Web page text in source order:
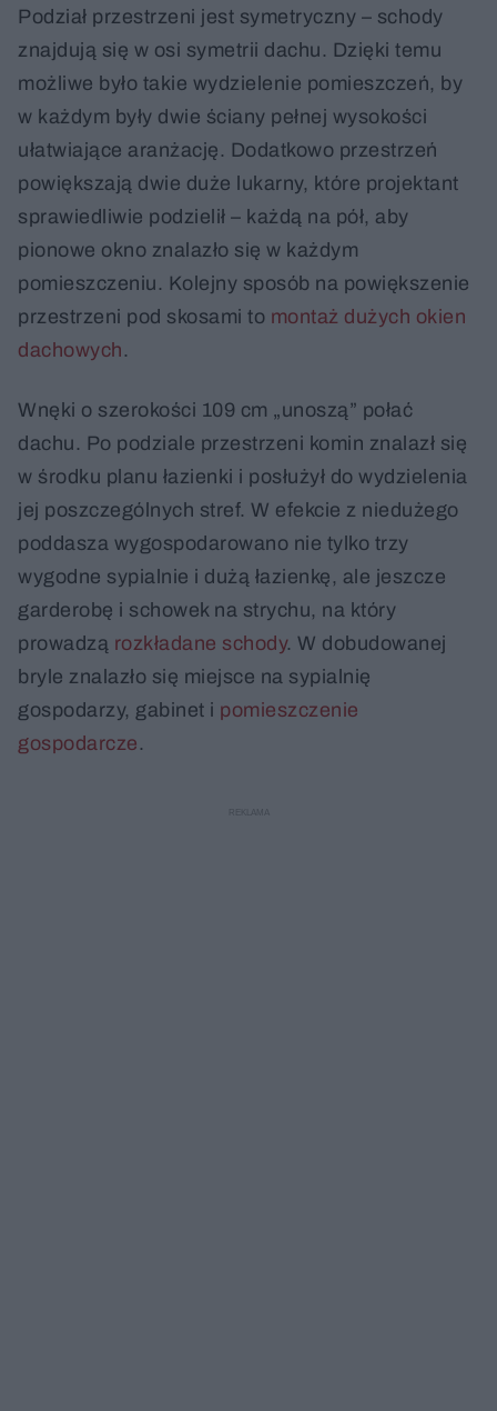
Podział przestrzeni jest symetryczny – schody
znajdują się w osi symetrii dachu. Dzięki temu
możliwe było takie wydzielenie pomieszczeń, by
w każdym były dwie ściany pełnej wysokości
ułatwiające aranżację. Dodatkowo przestrzeń
powiększają dwie duże lukarny, które projektant
sprawiedliwie podzielił – każdą na pół, aby
pionowe okno znalazło się w każdym
pomieszczeniu. Kolejny sposób na powiększenie
przestrzeni pod skosami to montaż dużych okien
dachowych .
Wnęki o szerokości 109 cm „unoszą” połać
dachu. Po podziale przestrzeni komin znalazł się
w środku planu łazienki i posłużył do wydzielenia
jej poszczególnych stref. W efekcie z niedużego
poddasza wygospodarowano nie tylko trzy
wygodne sypialnie i dużą łazienkę, ale jeszcze
garderobę i schowek na strychu, na który
prowadzą rozkładane schody. W dobudowanej
bryle znalazło się miejsce na sypialnię
gospodarzy, gabinet i pomieszczenie
gospodarcze .